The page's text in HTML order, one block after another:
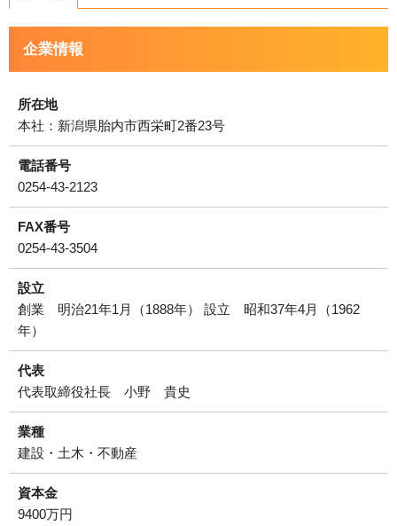
企業情報
所在地
本社：新潟県胎内市西栄町2番23号
電話番号
0254-43-2123
FAX番号
0254-43-3504
設立
創業 明治21年1月（1888年） 設立 昭和37年4月（1962
年）
代表
代表取締役社長 小野 貴史
業種
建設・土木・不動産
資本金
9400万円